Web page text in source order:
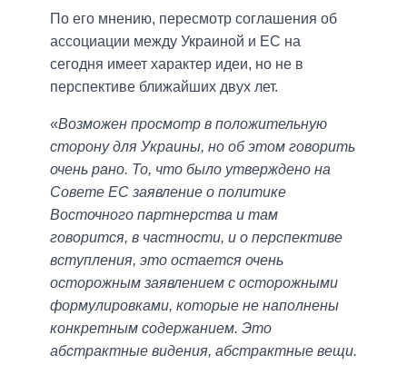
По его мнению, пересмотр соглашения об
ассоциации между Украиной и ЕС на
сегодня имеет характер идеи, но не в
перспективе ближайших двух лет.
«Возможен просмотр в положительную
сторону для Украины, но об этом говорить
очень рано. То, что было утверждено на
Совете ЕС заявление о политике
Восточного партнерства и там
говорится, в частности, и о перспективе
вступления, это остается очень
осторожным заявлением с осторожными
формулировками, которые не наполнены
конкретным содержанием. Это
абстрактные видения, абстрактные вещи.